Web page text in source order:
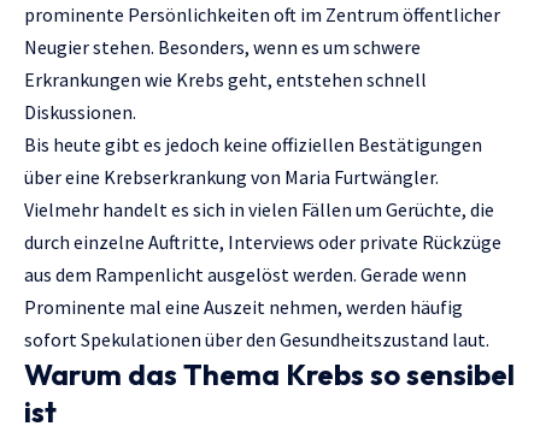
prominente Persönlichkeiten oft im Zentrum öffentlicher
Neugier stehen. Besonders, wenn es um schwere
Erkrankungen wie Krebs geht, entstehen schnell
Diskussionen.
Bis heute gibt es jedoch keine offiziellen Bestätigungen
über eine Krebserkrankung von Maria Furtwängler.
Vielmehr handelt es sich in vielen Fällen um Gerüchte, die
durch einzelne Auftritte, Interviews oder private Rückzüge
aus dem Rampenlicht ausgelöst werden. Gerade wenn
Prominente mal eine Auszeit nehmen, werden häufig
sofort Spekulationen über den Gesundheitszustand laut.
Warum das Thema Krebs so sensibel
ist